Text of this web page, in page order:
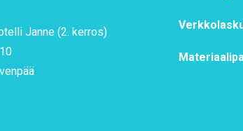
Janne (2. kerros)